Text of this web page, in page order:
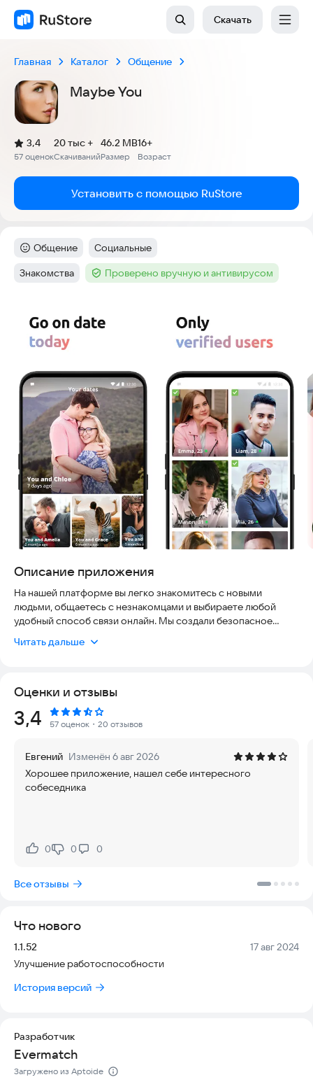
Скачать
Главная Каталог Общение
Maybe You
Рейтинг:
3,4
(
57 оценок
)
Скачиваний
20 тыс +
Размер
46.2 MB
Возраст
16+
Установить с помощью RuStore
Категория:
Общение Тег:
Социальные
Тег:
Знакомства Тег :Проверено вручную и антивирусом
Скриншоты
Описание приложения
На нашей платформе вы легко знакомитесь с новыми
людьми, общаетесь с незнакомцами и выбираете любой
удобный способ связи онлайн. Мы создали безопасное
интуитивно понятен для любого возраста. Актуальность
поиск собеседника без задержек.
Если вы ищете парня или девушку, или просто хотите
пообщаться, но в реальной жизни вам не повезло —
Мы собрали обширную базу данных одиноких парней и
девушек. Они ищут серьезные отношения и вторую
В приложении доступны внутриигровые покупки.
Попробуйте установить приложение прямо сейчас и
Читать дальше
Оценки и отзывы
Рейтинг:
3,4 57 оценок ・20 отзывов
Евгений Изменён 6 авг 2026
Хорошее приложение, нашел себе интересного
собеседника
Нравится:
0Не нравится:
0 0
Все отзывы
Что нового
Версия:
1.1.52 Дата:
17 авг 2024
Улучшение работоспособности
История версий
Разработчик
Evermatch
Загружено из Aptoide